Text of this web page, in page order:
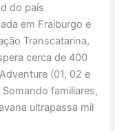
do país
em Fraiburgo e
Transcatarina,
cerca de 400
(01, 02 e
familiares,
ultrapassa mil